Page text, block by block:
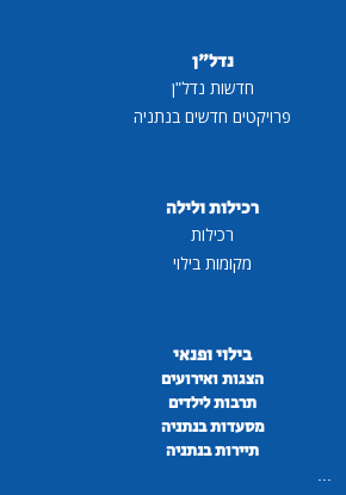
נדל"ן
חדשות נדל"ן
פרויקטים חדשים בנתניה
רכילות ולילה
רכילות
מקומות בילוי
בילוי ופנאי
הצגות ואירועים
תרבות לילדים
מסעדות בנתניה
תיירות בנתניה